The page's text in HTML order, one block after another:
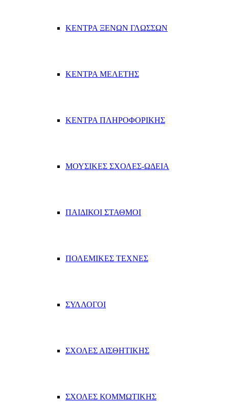
ΚΕΝΤΡΑ ΞΕΝΩΝ ΓΛΩΣΣΩΝ
ΚΕΝΤΡΑ ΜΕΛΕΤΗΣ
ΚΕΝΤΡΑ ΠΛΗΡΟΦΟΡΙΚΗΣ
ΜΟΥΣΙΚΕΣ ΣΧΟΛΕΣ-ΩΔΕΙΑ
ΠΑΙΔΙΚΟΙ ΣΤΑΘΜΟΙ
ΠΟΛΕΜΙΚΕΣ ΤΕΧΝΕΣ
ΣΥΛΛΟΓΟΙ
ΣΧΟΛΕΣ ΑΙΣΘΗΤΙΚΗΣ
ΣΧΟΛΕΣ ΚΟΜΜΩΤΙΚΗΣ